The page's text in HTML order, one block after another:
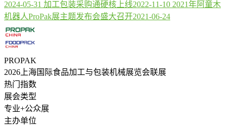
2024-05-31 加工包装采购通硬核上线2022-11-10 2021年阿童木
机器人ProPak展主题发布会盛大召开2021-06-24
PROPAK
2026上海国际食品加工与包装机械展览会联展
热门指数
展会类型
专业+公众展
主办单位